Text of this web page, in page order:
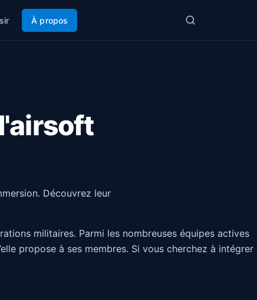
À propos
Découvrez leur
militaires. Parmi les nombreuses équipes actives
propose à ses membres. Si vous cherchez à intégrer